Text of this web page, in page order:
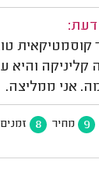
דעת:
קוסמטיקאית
קליניקה והיא
אני ממליצה.
9 מחיר 8 זמנים